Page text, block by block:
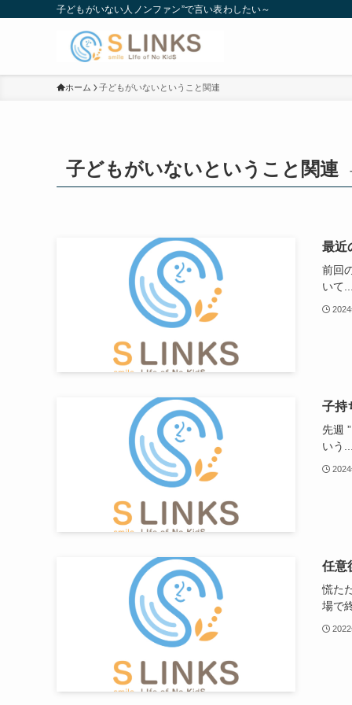
子どもがいない人ノンファン”で言い表わしたい～
ホーム 子どもがいないということ関連
子どもがいないということ関連
最近
前回
いて
子持
先週
いう
任意
慌た
場で